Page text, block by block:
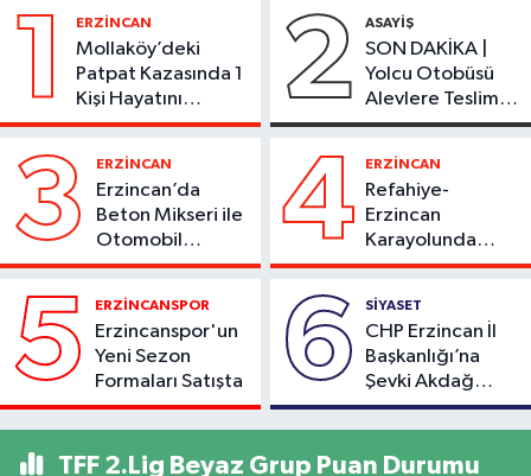
1 ERZİNCAN
Mollaköy’deki
Patpat Kazasında 1
Kişi Hayatını
Kaybetti
2 ASAYİŞ
SON DAKİKA |
Yolcu Otobüsü
Alevlere Teslim
Oldu
3 ERZİNCAN
Erzincan’da
Beton Mikseri ile
Otomobil
Çarpıştı
4 ERZİNCAN
Refahiye-
Erzincan
Karayolunda
Kaza: Otomobil
2 Kişi Yaralandı
5 ERZİNCANSPOR
Erzincanspor'un
Yeni Sezon
Formaları Satışta
6 SİYASET
CHP Erzincan İl
Başkanlığı’na
Şevki Akdağ
Atandı!
TFF 2.Lig Beyaz Grup Puan Durumu